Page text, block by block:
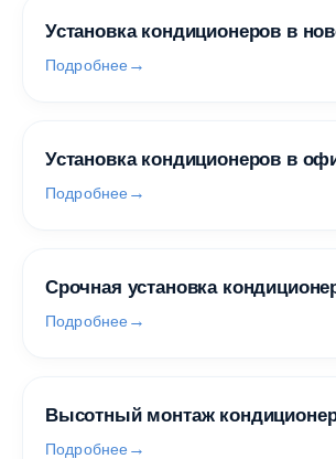
Установка кондиционеров в
Подробнее
Установка кондиционеров в
Подробнее
Срочная установка
Подробнее
Высотный монтаж
Подробнее